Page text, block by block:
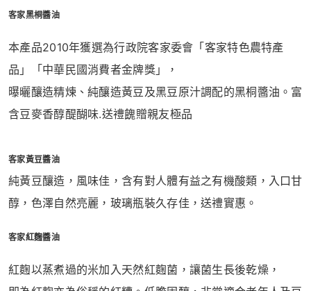
客家黑桐醬油
本產品2010年獲選為行政院客家委會「客家特色農特產
品」「中華民國消費者金牌獎」，
曝曬釀造精煉、純釀造黃豆及黑豆原汁調配的黑桐醬油。富
含豆麥香醇醍醐味.送禮餽贈親友極品
客家黃豆醬油
純黃豆釀造，風味佳，含有對人體有益之有機酸類，入口甘
醇，色澤自然亮麗，玻璃瓶裝久存佳，送禮實惠。
客家紅麴醬油
紅麴以蒸煮過的米加入天然紅麴菌，讓菌生長後乾燥，